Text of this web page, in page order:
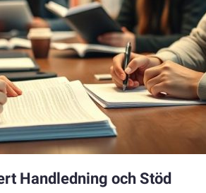
Handledning och Stöd